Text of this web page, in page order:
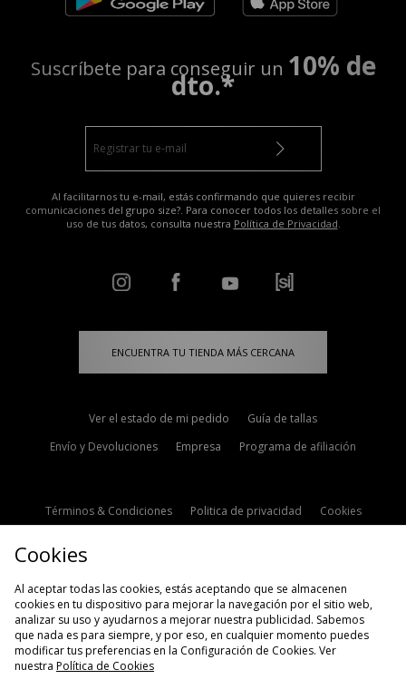
Suscríbete para conseguir un 10% de
dto.*
Al facilitarnos tu e-mail, estás confirmando que quieres recibir
comunicaciones del grupo size?. Para conocer todos los detalles sobre el
uso de tus datos, consulta nuestra Política de Privacidad
ENCUENTRA TU TIENDA MÁS CERCANA
Ver el estado de mi pedido
Guía de tallas
Envío y Devoluciones
Empresa Programa de afiliación
Términos & Condiciones Politica de privacidad
Cookies
Cookies
Al aceptar todas las cookies, estás aceptando que se almacenen
cookies en tu dispositivo para mejorar la navegación por el sitio web,
analizar su uso y ayudarnos a mejorar nuestra publicidad. Sabemos
que nada es para siempre, y por eso, en cualquier momento puedes
modificar tus preferencias en la Configuración de Cookies. Ver
nuestra Política de Cookies